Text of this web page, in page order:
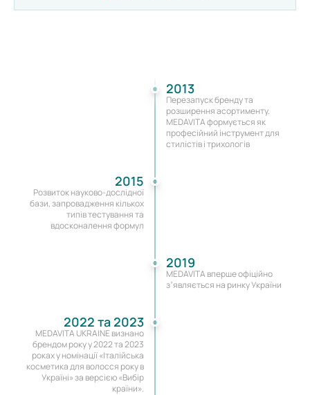
2013
Перезапуск бренду та
розширення асортименту.
MEDAVITA формується як
професійний інструмент для
стилістів і трихологів
2015
Розвиток науково-дослідної
бази, запровадження кількох
типів тестування та
вдосконалення формул
2019
MEDAVITA вперше офіційно
зʼявляється на ринку України
2022 та 2023
MEDAVITA UKRAINE визнано
брендом року у 2022 та 2023
роках у номінації «Італійська
косметика для волосся року в
Україні» за версією «Вибір
країни».